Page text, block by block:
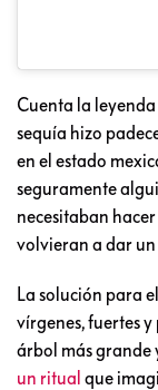
Cuenta la
sequía hizo
en el estado
seguramente
necesitaban
volvieran a dar
La solución para
vírgenes, fuertes y
árbol más grande
un ritual que